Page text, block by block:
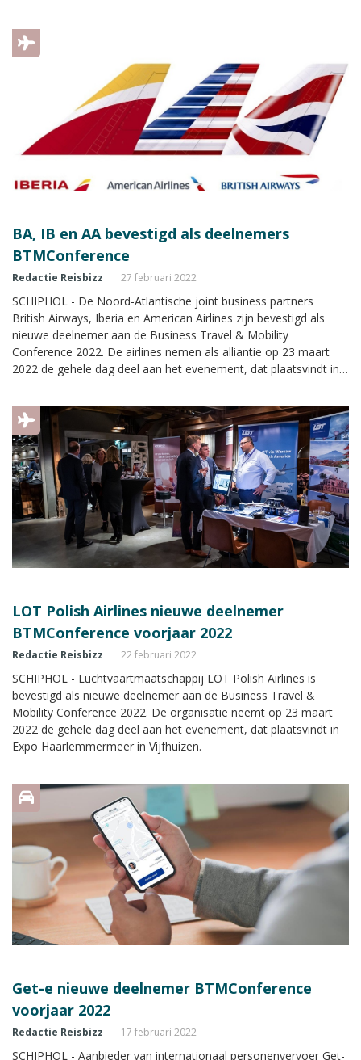
BA, IB en AA bevestigd als deelnemers
BTMConference
Redactie Reisbizz 27 februari 2022
SCHIPHOL - De Noord-Atlantische joint business partners
British Airways, Iberia en American Airlines zijn bevestigd als
nieuwe deelnemer aan de Business Travel & Mobility
Conference 2022. De airlines nemen als alliantie op 23 maart
2022 de gehele dag deel aan het evenement, dat plaatsvindt in
LOT Polish Airlines nieuwe deelnemer
BTMConference voorjaar 2022
Redactie Reisbizz 22 februari 2022
SCHIPHOL - Luchtvaartmaatschappij LOT Polish Airlines is
bevestigd als nieuwe deelnemer aan de Business Travel &
Mobility Conference 2022. De organisatie neemt op 23 maart
2022 de gehele dag deel aan het evenement, dat plaatsvindt in
Expo Haarlemmermeer in Vijfhuizen.
Get-e nieuwe deelnemer BTMConference
voorjaar 2022
Redactie Reisbizz 17 februari 2022
SCHIPHOL - Aanbieder van internationaal personenvervoer Get-